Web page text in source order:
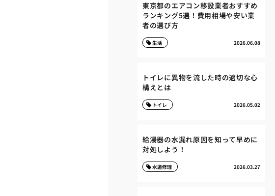
東京都のエアコン移設業者おすすめ
ランキング5選！費用相場や安い業
者の選び方
2026.06.08
生活
トイレに異物を流した時の適切な心
構えとは
2026.05.02
トイレ
給湯器の水漏れ原因を知って早めに
対処しよう！
2026.03.27
水道修理